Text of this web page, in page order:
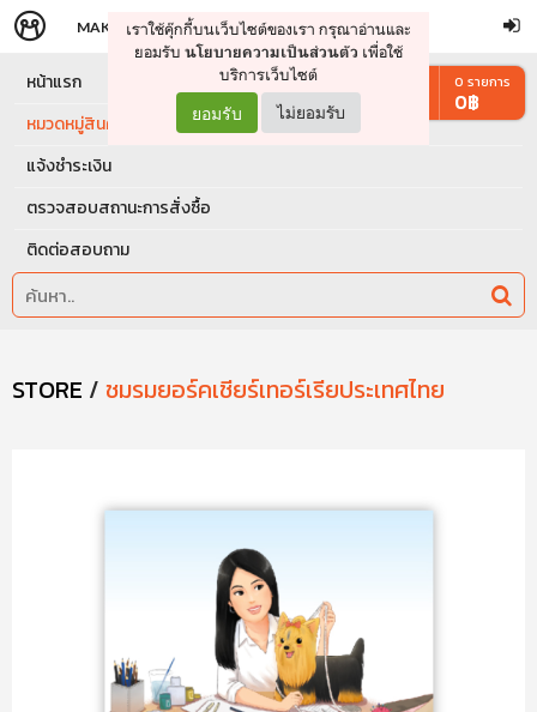
จัดการรถเข็น ดำเนินการต่อ
MAKERS STORE
เราใช้คุ๊กกี้บนเว็บไซต์ของเรา กรุณาอ่านและ
ยอมรับ นโยบายความเป็นส่วนตัว เพื่อใช้
บริการเว็บไซต์
ยอมรับ ไม่ยอมรับ
หน้าแรก
หมวดหมู่สินค้า
แจ้งชำระเงิน
ตรวจสอบสถานะการสั่งซื้อ
ติดต่อสอบถาม
0 รายการ
0฿
STORE / ชมรมยอร์คเชียร์เทอร์เรียประเทศไทย